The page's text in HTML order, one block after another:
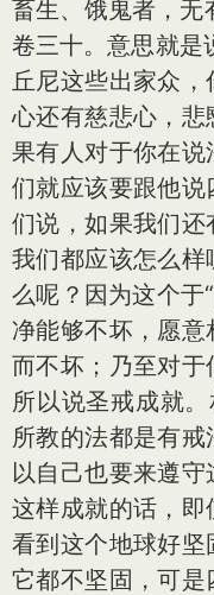
畜生、饿鬼者，无
卷三十。意思就是
丘尼这些出家众
心还有慈悲心，
果有人对于你在
们就应该要跟他
们说，如果我们还
我们都应该怎么
么呢？因为这个于
净能够不坏，愿
而不坏；乃至对于
所以说圣戒成就
所教的法都是有
以自己也要来遵
这样成就的话，
看到这个地球好
它都不坚固，可